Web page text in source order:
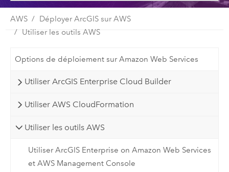
AWS
Déployer ArcGIS sur AWS
Utiliser les outils AWS
Options de déploiement sur Amazon Web Services
Utiliser ArcGIS Enterprise Cloud Builder
Utiliser AWS CloudFormation
Utiliser les outils AWS
Utiliser ArcGIS Enterprise on Amazon Web Services
et AWS Management Console